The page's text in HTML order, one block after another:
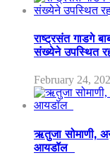
राष्ट्रसंत गाडगे
संख्येने उपस्थित
February 24,
ऋतुजा सोमाणी,
आयडॉल